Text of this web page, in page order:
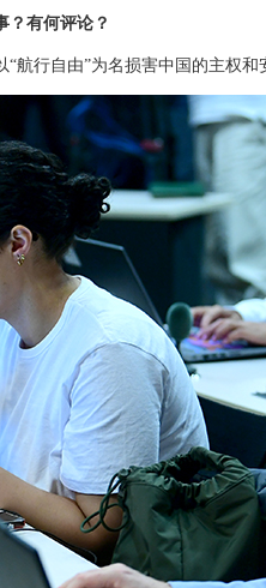
？有何评论？
航行自由”为名损害中国的主权和